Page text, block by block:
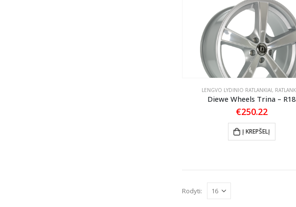
LENGVO LYDINIO RATLANKIAI,
Diewe Wheels Trina – R18
€250.22
Į KREPŠELĮ
Rodyti: